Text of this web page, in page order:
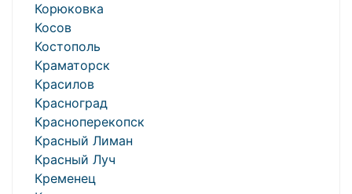
Корюковка
Косов
Костополь
Краматорск
Красилов
Красноград
Красноперекопск
Красный Лиман
Красный Луч
Кременец